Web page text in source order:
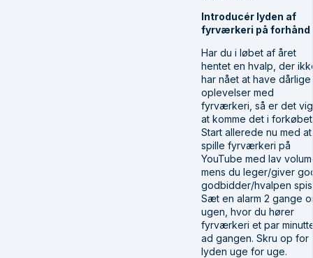
Introducér lyden af
fyrværkeri på forhånd
Har du i løbet af året
hentet en hvalp, der
har nået at have dårlige
oplevelser med
fyrværkeri, så er det
at komme det i
Start allerede nu med at
spille fyrværkeri på
YouTube med lav
mens du leger/giver
godbidder/hvalpen
Sæt en alarm 2 gange
ugen, hvor du hører
fyrværkeri et par
ad gangen. Skru op for
lyden uge for uge.